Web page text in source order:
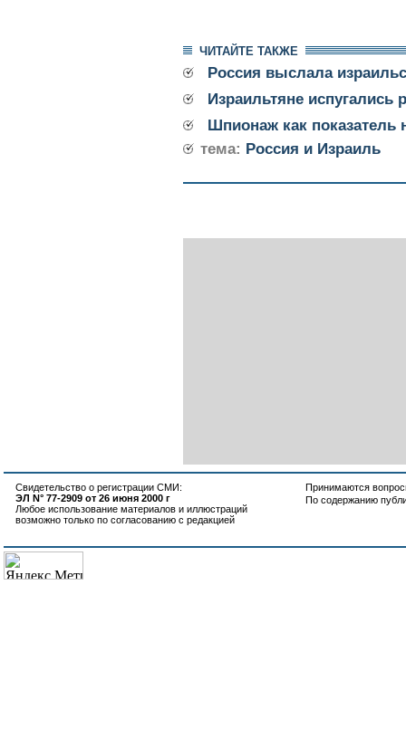
ЧИТАЙТЕ ТАКЖЕ
Россия выслала
Израильтяне испугались
Шпионаж как показатель
тема: Россия и Израиль
Свидетельство о регистрации СМИ:
ЭЛ N° 77-2909 от 26 июня 2000 г
Любое использование материалов и иллюстраций
возможно только по согласованию с редакцией
Принимаются
По содержанию